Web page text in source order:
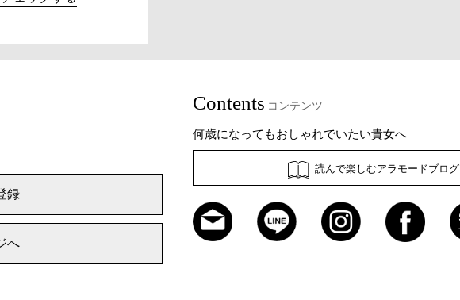
録
へ
Contents コンテンツ
何歳になってもおしゃれでいたい貴女へ
読んで楽しむアラモードブログ